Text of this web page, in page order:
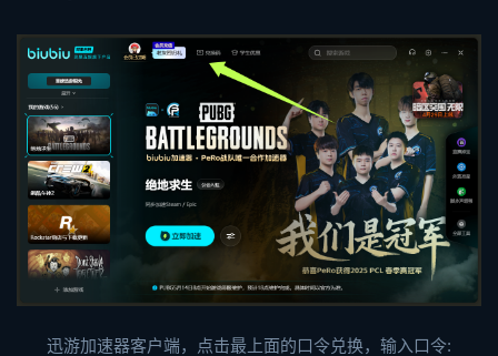
迅游加速器客户端，点击最上面的口令兑换，输入口令: